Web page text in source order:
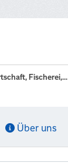
Fischerei,...
Über uns